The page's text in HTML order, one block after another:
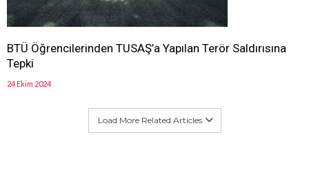
BTÜ Öğrencilerinden TUSAŞ’a Yapılan Terör Saldırısına
Tepki
24 Ekim 2024
Load More Related Articles